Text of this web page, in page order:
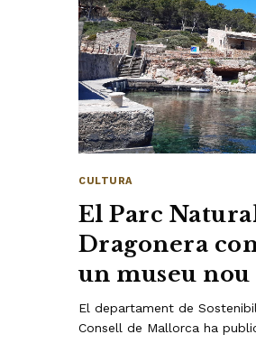
CULTURA
El Parc
Dragonera
un museu nou
El departament de
Consell de Mallorca ha